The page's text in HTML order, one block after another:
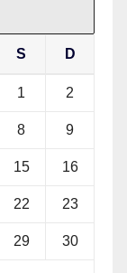
S D
1 2
8 9
15 16
22 23
29 30